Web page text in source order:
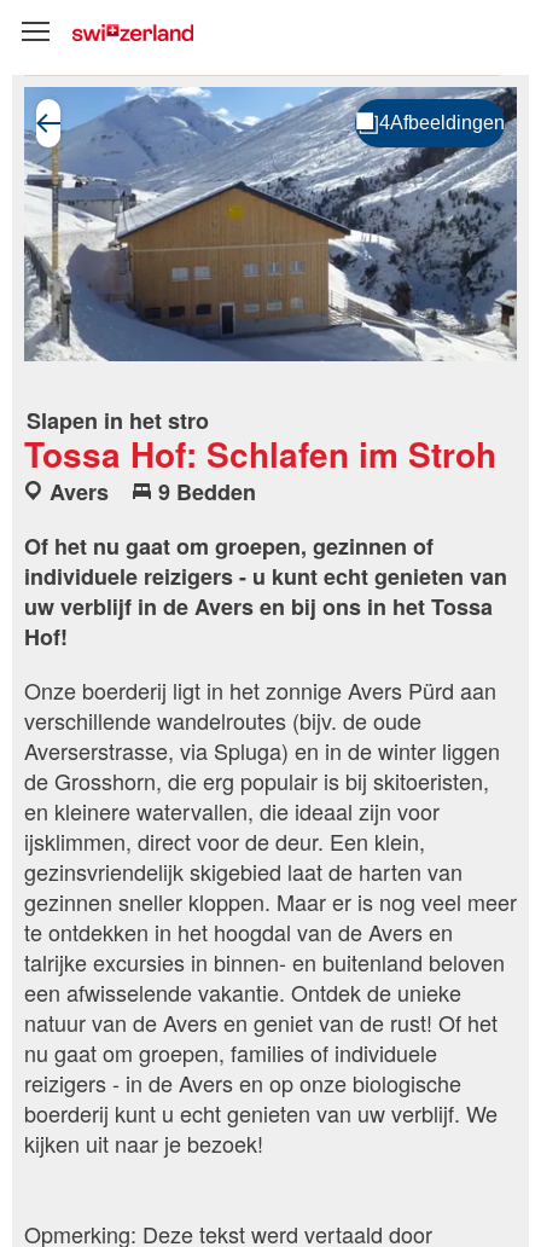
Slapen in het stro
Tossa Hof: Schlafen im Stroh
Avers
9 Bedden
Of het nu gaat om groepen, gezinnen of
individuele reizigers - u kunt echt genieten van
uw verblijf in de Avers en bij ons in het Tossa
Hof!
Onze boerderij ligt in het zonnige Avers Pürd aan
verschillende wandelroutes (bijv. de oude
Averserstrasse, via Spluga) en in de winter liggen
de Grosshorn, die erg populair is bij skitoeristen,
en kleinere watervallen, die ideaal zijn voor
ijsklimmen, direct voor de deur. Een klein,
gezinsvriendelijk skigebied laat de harten van
gezinnen sneller kloppen. Maar er is nog veel meer
te ontdekken in het hoogdal van de Avers en
talrijke excursies in binnen- en buitenland beloven
een afwisselende vakantie. Ontdek de unieke
natuur van de Avers en geniet van de rust! Of het
nu gaat om groepen, families of individuele
reizigers - in de Avers en op onze biologische
boerderij kunt u echt genieten van uw verblijf. We
kijken uit naar je bezoek!
Opmerking: Deze tekst werd vertaald door